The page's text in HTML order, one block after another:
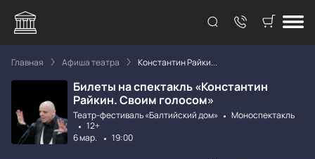
Главная Афиша театра Константин Райки...
Билеты на спектакль «Константин
Райкин. Своим голосом»
Театр-фестиваль «Балтийский дом»
Моноспектакль
12+
6 мар.
19:00